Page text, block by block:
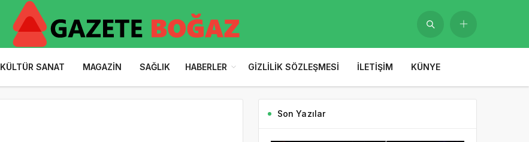
KÜLTÜR SANAT MAGAZIN SAĞLIK HABERLER GIZLILIK SÖZLEŞMESI İLETIŞIM KÜNYE
Son Yazılar